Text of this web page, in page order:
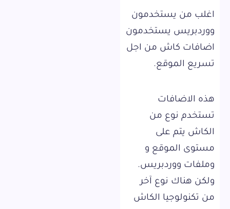
اغلب من يستخدمون
ووردبريس يستخدمون
اضافات كاش من اجل
تسريع الموقع.
هذه الاضافات
تستخدم نوع من
الكاش يتم على
مستوى الموقع و
وملفات ووردبريس.
ولكن هناك نوع آخر
من تكنولوجيا الكاش